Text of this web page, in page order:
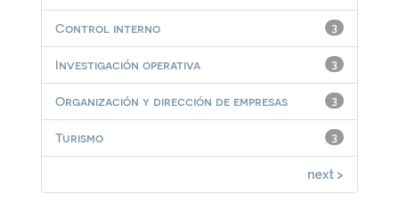
3
Control interno
3
Investigación operativa
3
Organización y dirección de empresas
3
Turismo
next >